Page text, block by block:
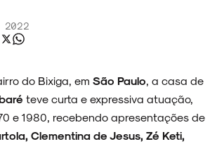
do Bixiga, em São Paulo, a casa de
teve curta e expressiva atuação,
e 1980, recebendo apresentações de
Clementina de Jesus, Zé Keti,